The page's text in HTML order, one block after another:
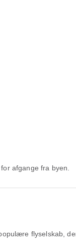
afgange fra byen.
flyselskab,